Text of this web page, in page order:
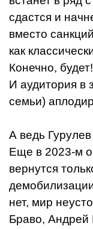
сдастся и
вместо
как
Конечно,
И аудитория в
семьи)
А ведь
Еще в 2023-м
вернутся
нет, мир
Браво,